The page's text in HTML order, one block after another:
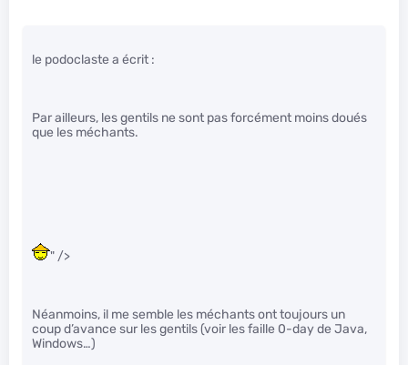
le podoclaste a écrit :
Par ailleurs, les gentils ne sont pas forcément moins doués
que les méchants.
" />
Néanmoins, il me semble les méchants ont toujours un
coup d’avance sur les gentils (voir les faille 0-day de Java,
Windows…)